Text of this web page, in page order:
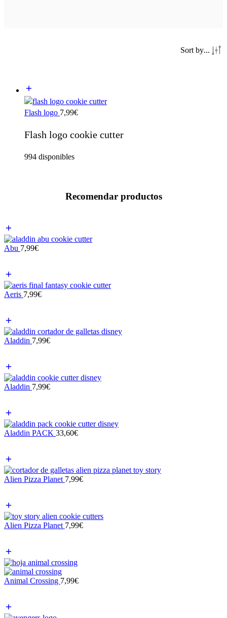
Sort by...
Flash logo 7,99€
Flash logo cookie cutter
994 disponibles
Recomendar productos
Abu 7,99€
Aeris 7,99€
Aladdin 7,99€
Aladdin 7,99€
Aladdin PACK 33,60€
Alien Pizza Planet 7,99€
Alien Pizza Planet 7,99€
Animal Crossing 7,99€